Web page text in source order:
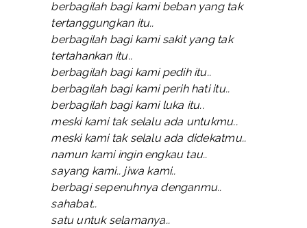
berbagilah bagi kami beban yang tak
tertanggungkan itu..
berbagilah bagi kami sakit yang tak
tertahankan itu..
berbagilah bagi kami pedih itu..
berbagilah bagi kami perih hati itu..
berbagilah bagi kami luka itu..
meski kami tak selalu ada untukmu..
meski kami tak selalu ada didekatmu..
namun kami ingin engkau tau..
sayang kami.. jiwa kami..
berbagi sepenuhnya denganmu..
sahabat..
satu untuk selamanya..